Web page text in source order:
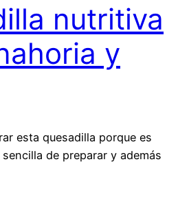
nutritiva
y
esta quesadilla porque es
de preparar y además